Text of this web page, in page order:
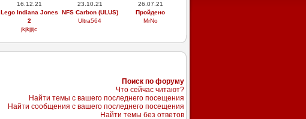
16.12.21
Lego Indiana Jones
2
jkjkjjijc
23.10.21
NFS Carbon (ULUS)
Ultra564
26.07.21
Пройдено
MrNo
Поиск по форуму
Что сейчас читают?
Найти темы с вашего последнего посещения
Найти сообщения с вашего последнего посещения
Найти темы без ответов